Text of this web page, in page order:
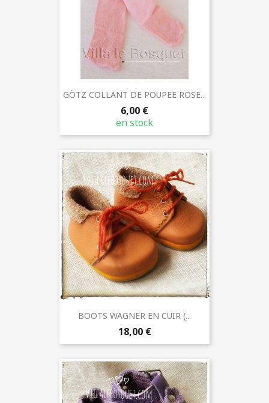
GÖTZ COLLANT DE POUPEE ROSE...
6,00 €
en stock
BOOTS WAGNER EN CUIR (...
18,00 €